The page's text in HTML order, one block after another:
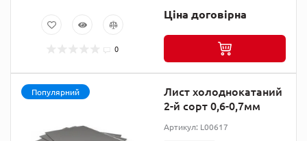
0
Ціна договірна
Популярний
Лист холоднокатаний
2-й сорт 0,6-0,7мм
Артикул: L00617